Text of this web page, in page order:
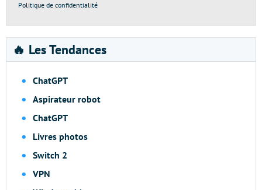
Politique de confidentialité
🔥 Les Tendances
ChatGPT
Aspirateur robot
ChatGPT
Livres photos
Switch 2
VPN